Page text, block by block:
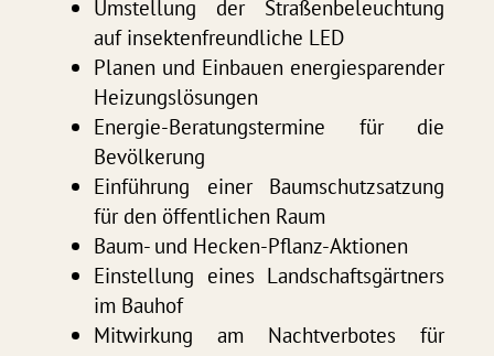
Umstellung der Straßenbeleuchtung
auf insektenfreundliche LED
Planen und Einbauen energiesparender
Heizungslösungen
Energie-Beratungstermine für die
Bevölkerung
Einführung einer Baumschutzsatzung
für den öffentlichen Raum
Baum- und Hecken-Pﬂanz-Aktionen
Einstellung eines Landschaftsgärtners
im Bauhof
Mitwirkung am Nachtverbotes für